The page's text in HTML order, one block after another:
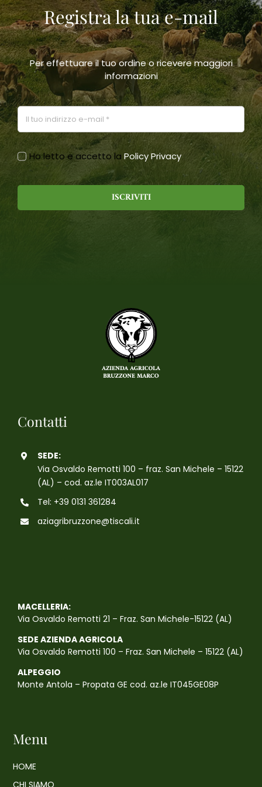
scelte
nella
pagina
del
prodotto
Registra la tua e-mail
Per effettuare il tuo ordine o ricevere maggiori
informazioni
Ho letto e accetto laPolicy Privacy
ISCRIVITI
Contatti
SEDE:
Via Osvaldo Remotti 100 – fraz. San Michele – 15122
(AL) – cod. az.le IT003AL017
Tel: +39 0131 361284
aziagribruzzone@tiscali.it
MACELLERIA:
Via Osvaldo Remotti 21 – Fraz. San Michele-15122 (AL)
SEDE AZIENDA AGRICOLA
Via Osvaldo Remotti 100 – Fraz. San Michele – 15122 (AL)
ALPEGGIO
Monte Antola – Propata GE cod. az.le IT045GE08P
Menu
HOME
CHI SIAMO